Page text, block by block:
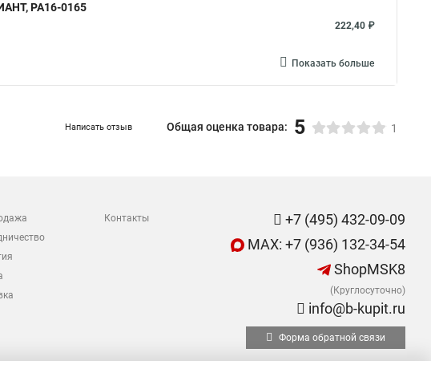
РА16-0165
222,40 ₽
Показать больше
Написать отзыв Общая оценка товара: 5 1
Контакты
+7 (495) 432-09-09
MAX: +7 (936) 132-34-54
ShopMSK8
(Круглосуточно)
info@b-kupit.ru
Форма обратной связи